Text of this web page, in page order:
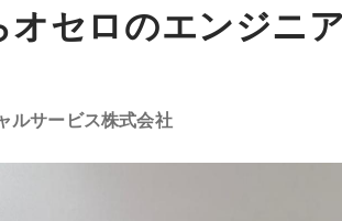
セロのエンジニ
ルサービス株式会社